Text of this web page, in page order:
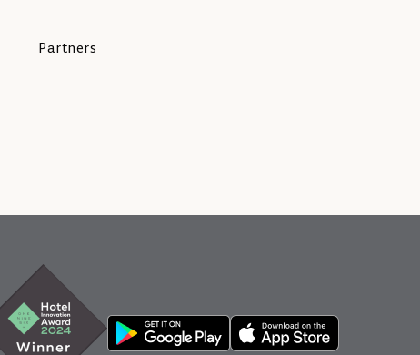
Partners